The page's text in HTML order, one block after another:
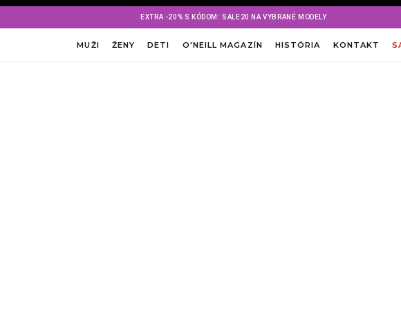
EXTRA -20% S KÓDOM: SALE20 NA VYBRANÉ MODELY
MUŽI ŽENY DETI O'NEILL MAGAZÍN HISTÓRIA KONTAKT